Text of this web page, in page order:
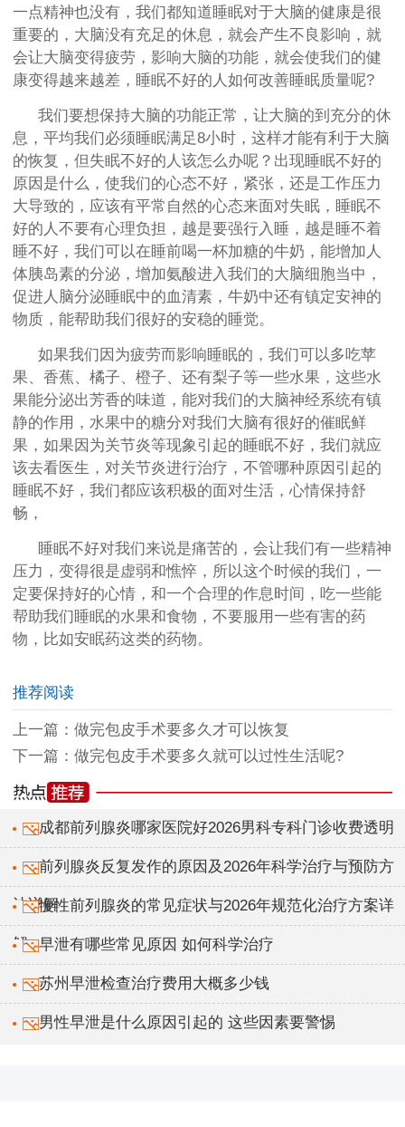
一点精神也没有，我们都知道睡眠对于大脑的健康是很
重要的，大脑没有充足的休息，就会产生不良影响，就
会让大脑变得疲劳，影响大脑的功能，就会使我们的健
康变得越来越差，睡眠不好的人如何改善睡眠质量呢?
我们要想保持大脑的功能正常，让大脑的到充分的休
息，平均我们必须睡眠满足8小时，这样才能有利于大脑
的恢复，但失眠不好的人该怎么办呢？出现睡眠不好的
原因是什么，使我们的心态不好，紧张，还是工作压力
大导致的，应该有平常自然的心态来面对失眠，睡眠不
好的人不要有心理负担，越是要强行入睡，越是睡不着
睡不好，我们可以在睡前喝一杯加糖的牛奶，能增加人
体胰岛素的分泌，增加氨酸进入我们的大脑细胞当中，
促进人脑分泌睡眠中的血清素，牛奶中还有镇定安神的
物质，能帮助我们很好的安稳的睡觉。
如果我们因为疲劳而影响睡眠的，我们可以多吃苹
果、香蕉、橘子、橙子、还有梨子等一些水果，这些水
果能分泌出芳香的味道，能对我们的大脑神经系统有镇
静的作用，水果中的糖分对我们大脑有很好的催眠鲜
果，如果因为关节炎等现象引起的睡眠不好，我们就应
该去看医生，对关节炎进行治疗，不管哪种原因引起的
睡眠不好，我们都应该积极的面对生活，心情保持舒
畅，
睡眠不好对我们来说是痛苦的，会让我们有一些精神
压力，变得很是虚弱和憔悴，所以这个时候的我们，一
定要保持好的心情，和一个合理的作息时间，吃一些能
帮助我们睡眠的水果和食物，不要服用一些有害的药
物，比如安眠药这类的药物。
推荐阅读
上一篇： 做完包皮手术要多久才可以恢复
下一篇： 做完包皮手术要多久就可以过性生活呢?
成都前列腺炎哪家医院好2026男科专科门诊收费透明
前列腺炎反复发作的原因及2026年科学治疗与预防方
法详解慢性前列腺炎的常见症状与2026年规范化治疗方案详
解 早泄有哪些常见原因 如何科学治疗
苏州早泄检查治疗费用大概多少钱
男性早泄是什么原因引起的 这些因素要警惕